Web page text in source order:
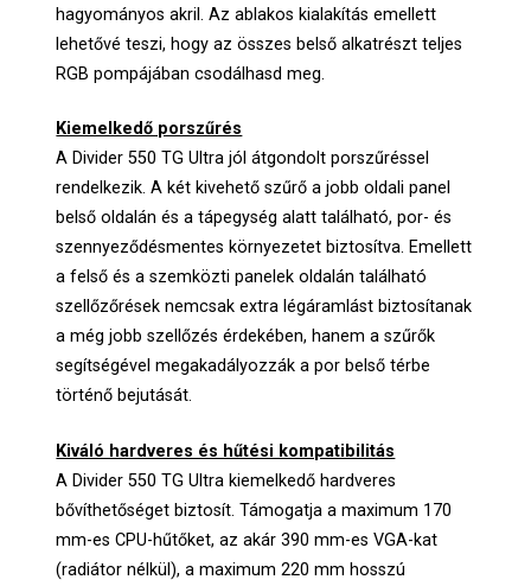
hagyományos akril. Az ablakos kialakítás emellett
lehetővé teszi, hogy az összes belső alkatrészt teljes
RGB pompájában csodálhasd meg.
Kiemelkedő porszűrés
A Divider 550 TG Ultra jól átgondolt porszűréssel
rendelkezik. A két kivehető szűrő a jobb oldali panel
belső oldalán és a tápegység alatt található, por- és
szennyeződésmentes környezetet biztosítva. Emellett
a felső és a szemközti panelek oldalán található
szellőzőrések nemcsak extra légáramlást biztosítanak
a még jobb szellőzés érdekében, hanem a szűrők
segítségével megakadályozzák a por belső térbe
történő bejutását.
Kiváló hardveres és hűtési kompatibilitás
A Divider 550 TG Ultra kiemelkedő hardveres
bővíthetőséget biztosít. Támogatja a maximum 170
mm-es CPU-hűtőket, az akár 390 mm-es VGA-kat
(radiátor nélkül), a maximum 220 mm hosszú